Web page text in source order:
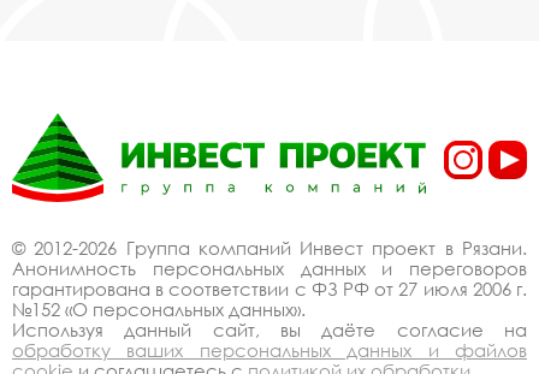
© 2012-2026 Группа компаний Инвест проект в Рязани.
Анонимность персональных данных и переговоров
гарантирована в соответствии с ФЗ РФ от 27 июля 2006 г.
№152 «О персональных данных».
Используя данный сайт, вы даёте согласие на
обработку ваших персональных данных и файлов